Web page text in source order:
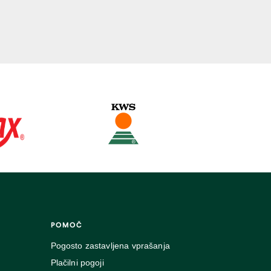
POMOČ
Pogosto zastavljena vprašanja
Plačilni pogoji